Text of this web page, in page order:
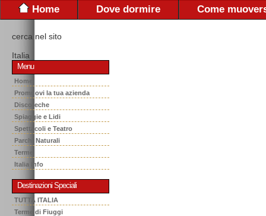
Home Dove dormire Come
cerca nel sito
Italia
Menu
Home
Promuovi la tua azienda
Discoteche
Spiaggie e Lidi
Spettacoli e Teatro
Parchi Naturali
Terme
Italia Info
Destinazioni Speciali
TUTTA ITALIA
Terme di Fiuggi